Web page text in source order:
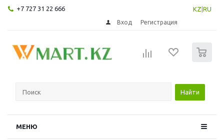
+7 727 31 22 666 KZ RU
Вход Регистрация
Найти
МЕНЮ